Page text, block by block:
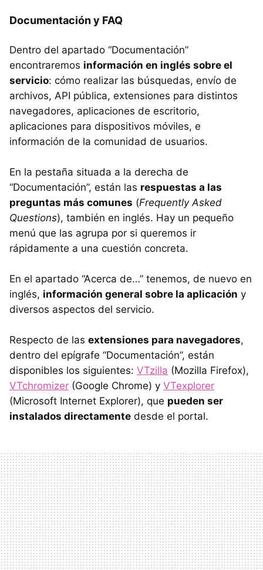
Documentación y FAQ
Dentro del apartado “Documentación”
encontraremos información en inglés sobre el
servicio: cómo realizar las búsquedas, envío de
archivos, API pública, extensiones para distintos
navegadores, aplicaciones de escritorio,
aplicaciones para dispositivos móviles, e
información de la comunidad de usuarios.
En la pestaña situada a la derecha de
“Documentación”, están las respuestas a las
preguntas más comunes (Frequently Asked
Questions), también en inglés. Hay un pequeño
menú que las agrupa por si queremos ir
rápidamente a una cuestión concreta.
En el apartado “Acerca de…” tenemos, de nuevo en
inglés, información general sobre la aplicación y
diversos aspectos del servicio.
Respecto de las extensiones para navegadores,
dentro del epígrafe “Documentación”, están
disponibles los siguientes: VTzilla (Mozilla Firefox),
VTchromizer (Google Chrome) y VTexplorer
(Microsoft Internet Explorer), que pueden ser
instalados directamente desde el portal.